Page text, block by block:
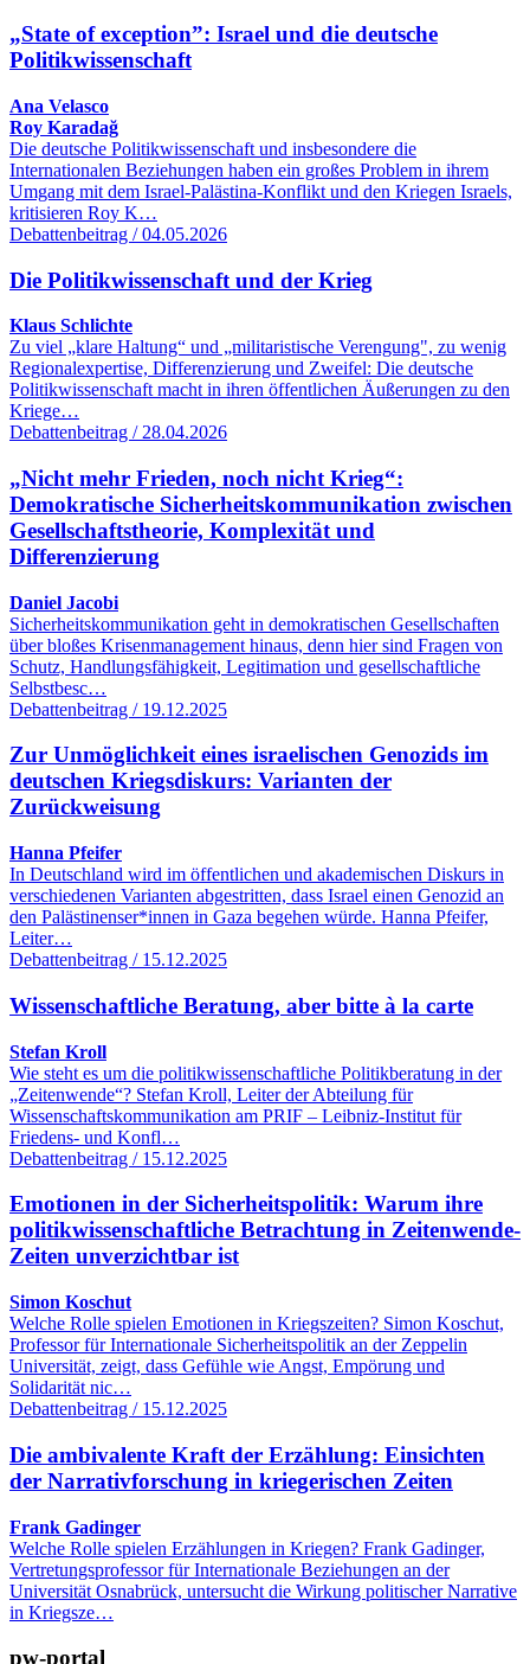
„State of exception”: Israel und die deutsche
Politikwissenschaft
Ana Velasco
Roy Karadağ
Die deutsche Politikwissenschaft und insbesondere die
Internationalen Beziehungen haben ein großes Problem in ihrem
Umgang mit dem Israel-Palästina-Konflikt und den Kriegen Israels,
kritisieren Roy K…
Debattenbeitrag / 04.05.2026
Die Politikwissenschaft und der Krieg
Klaus Schlichte
Zu viel „klare Haltung“ und „militaristische Verengung", zu wenig
Regionalexpertise, Differenzierung und Zweifel: Die deutsche
Politikwissenschaft macht in ihren öffentlichen Äußerungen zu den
Kriege…
Debattenbeitrag / 28.04.2026
„Nicht mehr Frieden, noch nicht Krieg“:
Demokratische Sicherheitskommunikation zwischen
Gesellschaftstheorie, Komplexität und
Differenzierung
Daniel Jacobi
Sicherheitskommunikation geht in demokratischen Gesellschaften
über bloßes Krisenmanagement hinaus, denn hier sind Fragen von
Schutz, Handlungsfähigkeit, Legitimation und gesellschaftliche
Selbstbesc…
Debattenbeitrag / 19.12.2025
Zur Unmöglichkeit eines israelischen Genozids im
deutschen Kriegsdiskurs: Varianten der
Zurückweisung
Hanna Pfeifer
In Deutschland wird im öffentlichen und akademischen Diskurs in
verschiedenen Varianten abgestritten, dass Israel einen Genozid an
den Palästinenser*innen in Gaza begehen würde. Hanna Pfeifer,
Leiter…
Debattenbeitrag / 15.12.2025
Wissenschaftliche Beratung, aber bitte à la carte
Stefan Kroll
Wie steht es um die politikwissenschaftliche Politikberatung in der
„Zeitenwende“? Stefan Kroll, Leiter der Abteilung für
Wissenschaftskommunikation am PRIF – Leibniz-Institut für
Friedens- und Konfl…
Debattenbeitrag / 15.12.2025
Emotionen in der Sicherheitspolitik: Warum ihre
politikwissenschaftliche Betrachtung in Zeitenwende-
Zeiten unverzichtbar ist
Simon Koschut
Welche Rolle spielen Emotionen in Kriegszeiten? Simon Koschut,
Professor für Internationale Sicherheitspolitik an der Zeppelin
Universität, zeigt, dass Gefühle wie Angst, Empörung und
Solidarität nic…
Debattenbeitrag / 15.12.2025
Die ambivalente Kraft der Erzählung: Einsichten
der Narrativforschung in kriegerischen Zeiten
Frank Gadinger
Welche Rolle spielen Erzählungen in Kriegen? Frank Gadinger,
Vertretungsprofessor für Internationale Beziehungen an der
Universität Osnabrück, untersucht die Wirkung politischer Narrative
in Kriegsze…
pw-portal